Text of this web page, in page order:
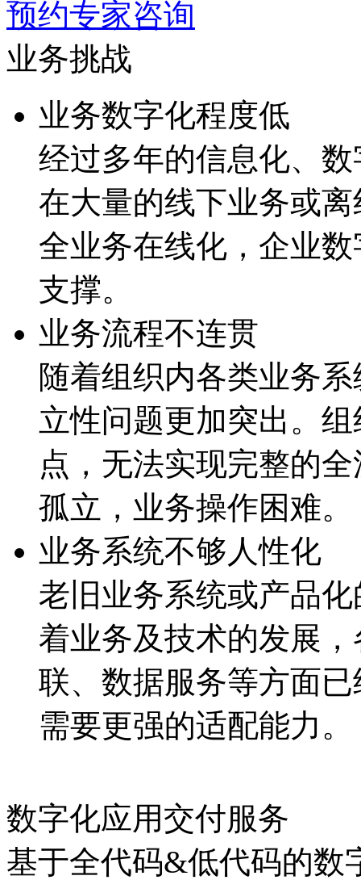
预约专家咨询
业务挑战
业务数字化程度低
经过多年的信息化、
在大量的线下业务或离线
全业务在线化，企
支撑。
业务流程不连贯
随着组织内各类业务系
立性问题更加突出。
点，无法实现完整的
孤立，业务操作困难。
业务系统不够人性化
老旧业务系统或产品化
着业务及技术的发展
联、数据服务等方面
需要更强的适配能力。
数字化应用交付服务
基于全代码&低代码的数